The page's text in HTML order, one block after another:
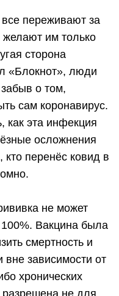
переживают за
желают им только
сторона
«Блокнот», люди
о том,
сам коронавирус.
как эта инфекция
осложнения
кто перенёс ковид в
не может
Вакцина была
смертность и
вне зависимости от
хронических
разрешена не для